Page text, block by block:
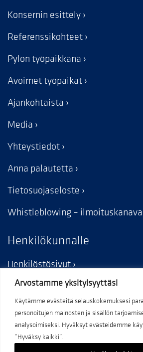
Arvostamme yksityisyyttäsi
Käytämme evästeitä selauskokemuksesi
personoitujen mainosten ja sisällön
analysoimiseksi. Hyväksyt evästeidemme
”Hyväksy kaikki”.
Konsernin esittely
Referenssikohteet
Pylon työpaikkana
Avoimet työpaikat
Ajankohtaista
Media
Yhteystiedot
Anna palautetta
Tietosuojaseloste
Whistleblowing – ilmoituskanava
Henkilökunnalle
Henkilöstösivut